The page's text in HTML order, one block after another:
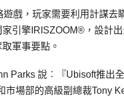
遊戲，玩家需要利用計謀
引擎IRISZOOM®，設計
軍事要點。
Parks 說︰『Ubisoft推出
市場部的高級副總裁Tony